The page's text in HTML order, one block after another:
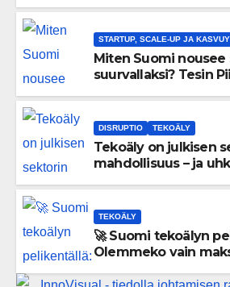
STARTUP, SCALE-UP JA
Miten Suomi
suurvallaksi? Tesin
DISRUPTIO TEKOÄLY
Tekoäly on julkisen
mahdollisuus – ja
TEKOÄLY
🚀 Suomi tekoälyn
Olemmeko vain